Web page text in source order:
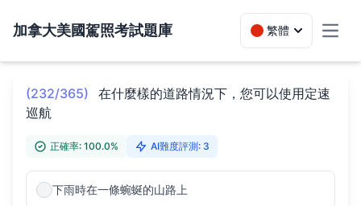
加拿大美國駕照考試題庫 繁體
(232/365)
在什麼樣的道路情況下，您可以使用定速
巡航
正確率: 100.0% AI難度評測: 3
下雨時在一條蜿蜒的山路上